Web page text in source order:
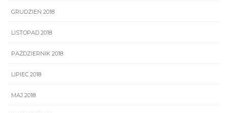
GRUDZIEŃ 2018
LISTOPAD 2018
PAŹDZIERNIK 2018
LIPIEC 2018
MAJ 2018